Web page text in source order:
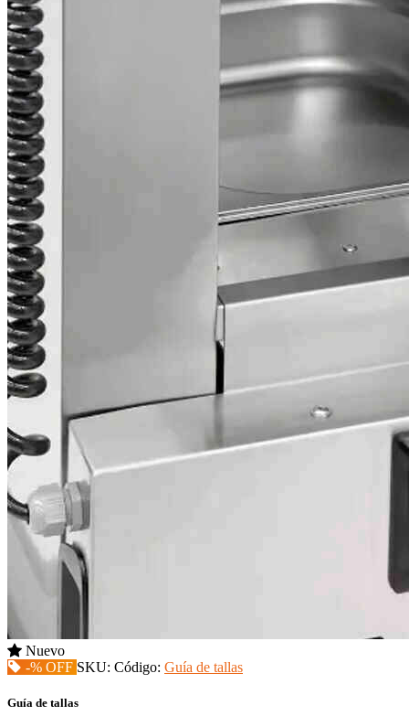
Nuevo
-% OFF SKU: Código: Guía de tallas
Guía de tallas